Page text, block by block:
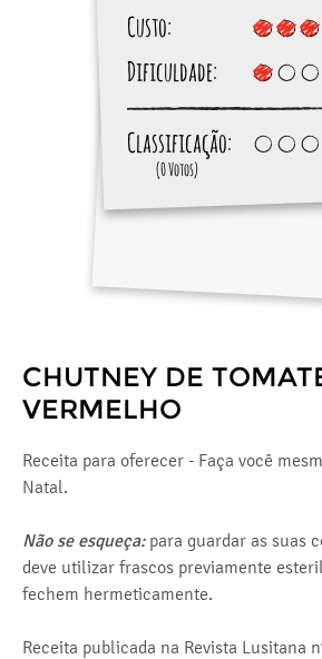
Custo:
Dificuldade:
Classificação:
(0 Votos)
CHUTNEY DE
VERMELHO
Receita para oferecer - Faça você
Natal.
Não se esqueça:para guardar as suas
deve utilizar frascos previamente
fechem hermeticamente.
Receita publicada na Revista Lusitana